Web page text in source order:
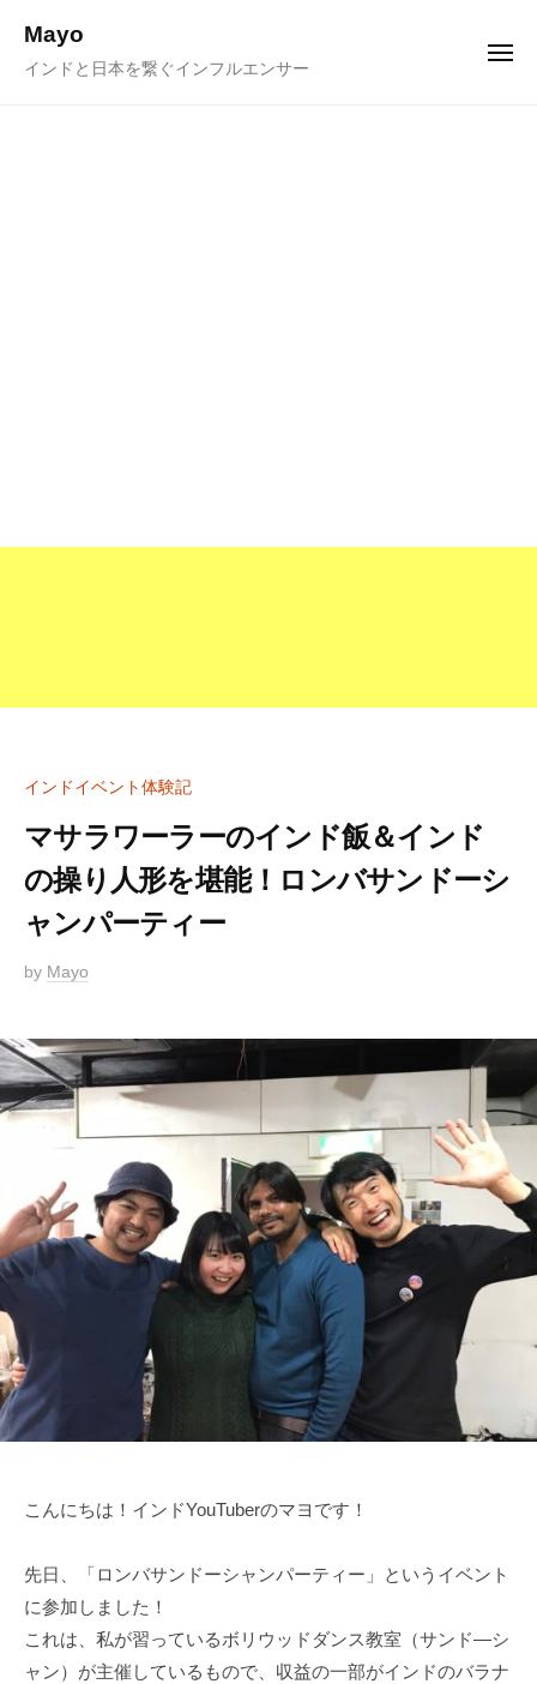
Mayo
インドと日本を繋ぐインフルエンサー
メ
インドイベント体験記
マサラワーラーのインド飯＆インド
の操り人形を堪能！ロンバサンドーシ
ャンパーティー
2
8
年
1
2
6
日
by Mayo
こんにちは！インドYouTuberのマヨです！
先日、「ロンバサンドーシャンパーティー」というイベント
に参加しました！
これは、私が習っているボリウッドダンス教室（サンド―シ
ャン）が主催しているもので、収益の一部がインドのバラナ